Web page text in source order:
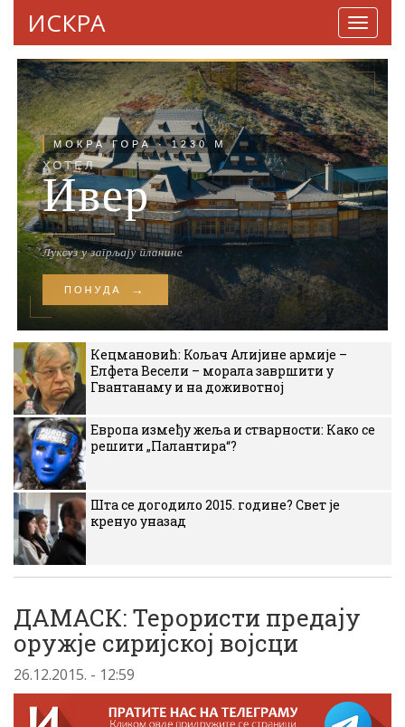
ИСКРА
Кецмановић: Кољач Алијине армије –
Елфета Весели – морала завршити у
Гвантанаму и на доживотној
Европа између жеља и стварности: Како се
решити „Палантира“?
Шта се догодило 2015. године? Свет је
кренуо уназад
ДАМАСК: Терористи предају
оружје сиријској војсци
26.12.2015. - 12:59